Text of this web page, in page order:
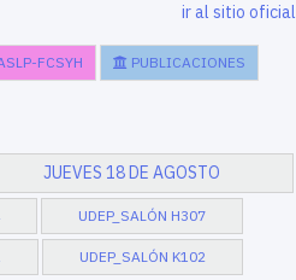
ir al sitio oficial
FCSYH PUBLICACIONES
JUEVES 18 DE AGOSTO
UDEP_SALÓN H307
UDEP_SALÓN K102